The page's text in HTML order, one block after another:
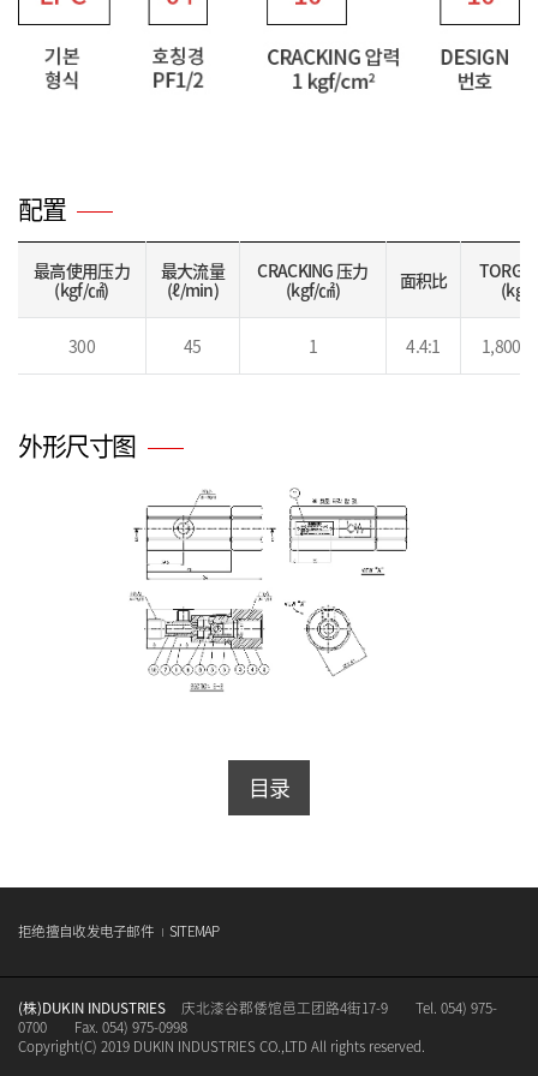
配置
最高使用压力
(kgf/㎠)
最大流量
(ℓ/min)
CRACKING 压力
(kgf/㎠)
面积比
(kgf/
300 45 1 4.4:1 1,800 ~
外形尺寸图
目录
拒绝擅自收发电子邮件 SITEMAP
(株)DUKIN INDUSTRIES 庆北漆谷郡倭馆邑工团路4街17-9
Tel. 054) 975-
0700
Fax. 054) 975-0998
Copyright(C) 2019 DUKIN INDUSTRIES CO.,LTD All rights reserved.